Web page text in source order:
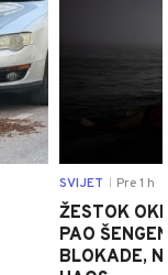
SVIJET Pre 1 h
ŽESTOK
PAO
BLOKADE,